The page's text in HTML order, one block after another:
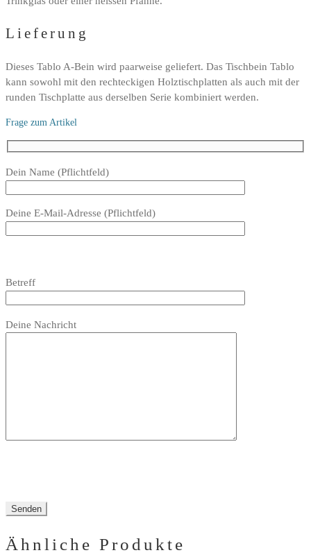
Lieferung
Dieses Tablo A-Bein wird paarweise geliefert. Das Tischbein Tablo
kann sowohl mit den rechteckigen Holztischplatten als auch mit der
runden Tischplatte aus derselben Serie kombiniert werden.
Frage zum Artikel
Bitte
Feld
leer.
Dein Name (Pflichtfeld)
Deine E-Mail-Adresse (Pflichtfeld)
dieses
lasse
dieses
leer.
Betreff
lasse
Deine Nachricht
Ähnliche Produkte